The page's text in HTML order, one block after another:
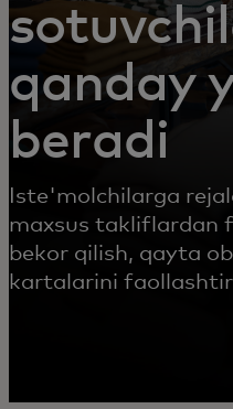
qanday
beradi
Iste'molchilarga
maxsus takliflardan
bekor qilish, qayta
kartalarini
nazorat, qulaylik va